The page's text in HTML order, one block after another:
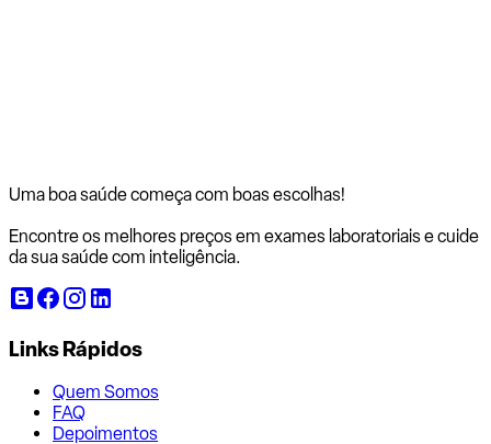
Uma boa saúde começa com boas escolhas!
Encontre os melhores preços em exames laboratoriais e cuide
da sua saúde com inteligência.
Links Rápidos
Quem Somos
FAQ
Depoimentos